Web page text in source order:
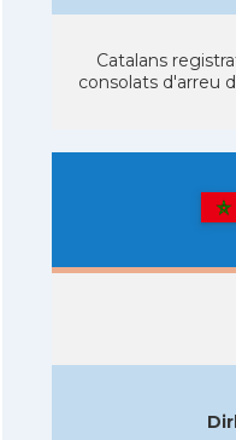
Catalans
consolats d'arreu